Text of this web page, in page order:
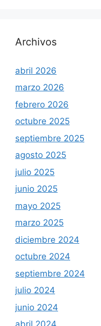
Archivos
abril 2026
marzo 2026
febrero 2026
octubre 2025
septiembre 2025
agosto 2025
julio 2025
junio 2025
mayo 2025
marzo 2025
diciembre 2024
octubre 2024
septiembre 2024
julio 2024
junio 2024
abril 2024